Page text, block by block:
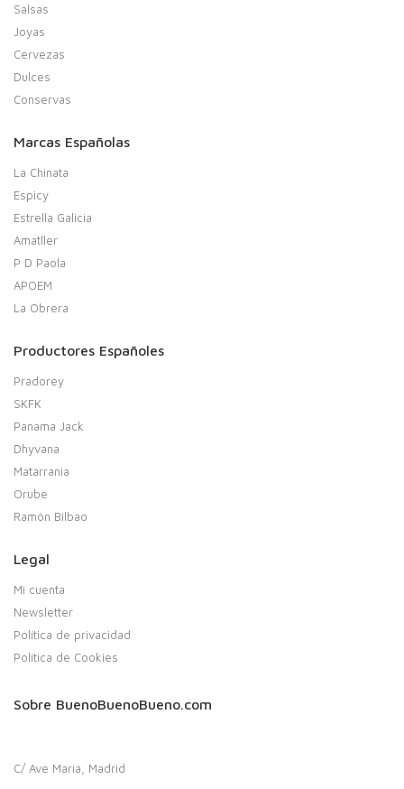
Salsas
Joyas
Cervezas
Dulces
Conservas
Marcas Españolas
La Chinata
Espicy
Estrella Galicia
Amatller
P D Paola
APOEM
La Obrera
Productores Españoles
Pradorey
SKFK
Panama Jack
Dhyvana
Matarrania
Orube
Ramón Bilbao
Legal
Mi cuenta
Newsletter
Política de privacidad
Política de Cookies
Sobre BuenoBuenoBueno.com
C/ Ave María, Madrid